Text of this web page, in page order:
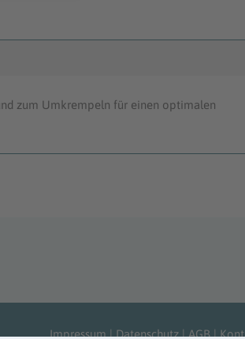
zum Umkrempeln für einen optimalen
Impressum|Datenschutz|AGB|